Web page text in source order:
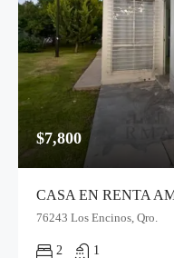
$7,800
CASA EN RENTA
76243 Los Encinos, Qro.
2 1